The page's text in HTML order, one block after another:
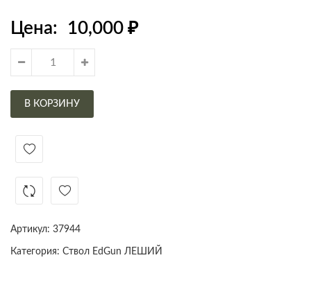
Цена: 10,000 ₽
В КОРЗИНУ
Артикул: 37944
Категория: Ствол EdGun ЛЕШИЙ